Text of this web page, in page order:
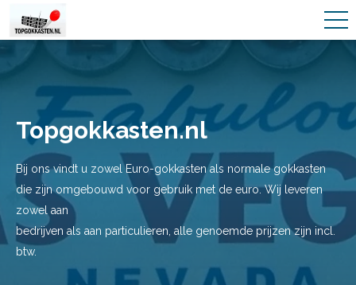
Topgokkasten.nl
Bij ons vindt u zowel Euro-gokkasten als normale gokkasten
die zijn omgebouwd voor gebruik met de euro. Wij leveren
zowel aan
bedrijven als aan particulieren, alle genoemde prijzen zijn incl.
btw.